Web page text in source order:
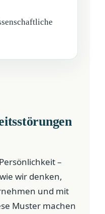
–
wir denken,
und mit
Muster machen